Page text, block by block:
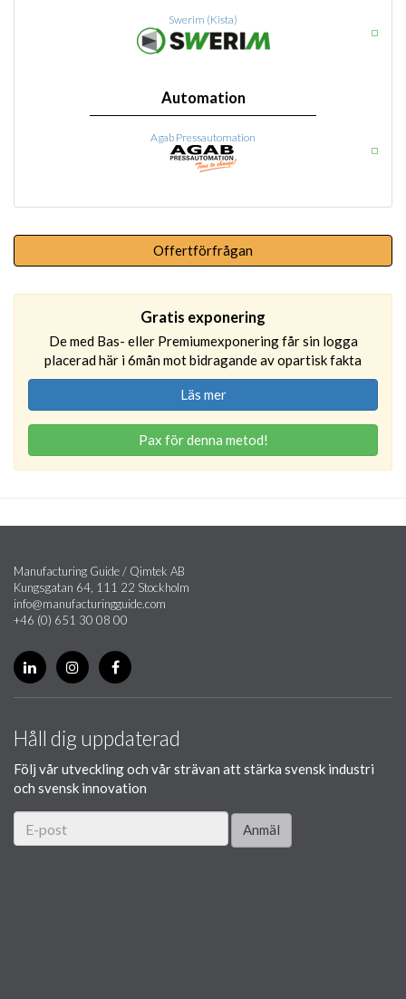
Swerim (Kista)
Automation
Agab Pressautomation
Offertförfrågan
Gratis exponering
De med Bas- eller Premiumexponering får sin logga
placerad här i 6mån mot bidragande av opartisk fakta
Läs mer
Pax för denna metod!
Manufacturing Guide / Qimtek AB
Kungsgatan 64, 111 22 Stockholm
info@manufacturingguide.com
+46 (0) 651 30 08 00
Håll dig uppdaterad
Följ vår utveckling och vår strävan att stärka svensk industri
och svensk innovation
Anmäl